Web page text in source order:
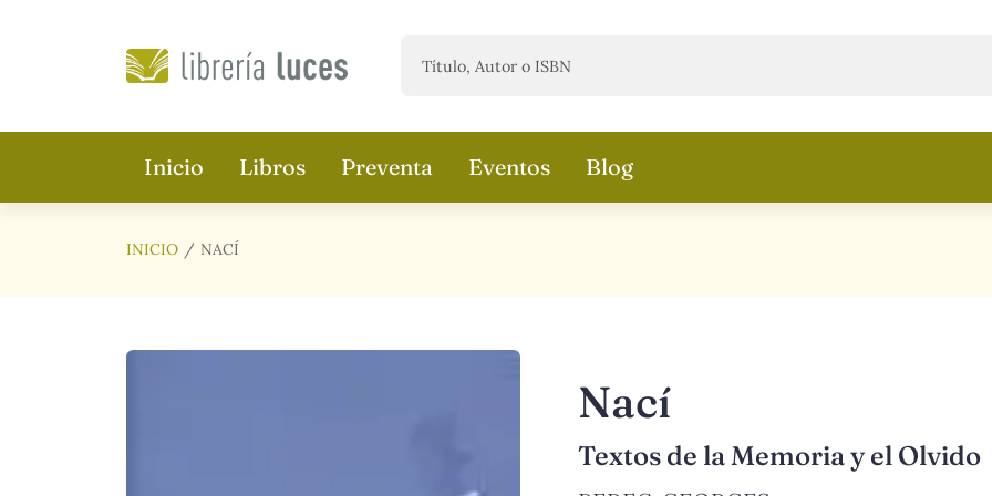
Inicio Libros Preventa Eventos Blog
INICIO NACÍ
Nací
Textos de la Memoria y el Olvido